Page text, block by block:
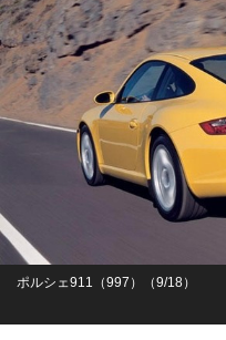
ポルシェ911（997）（9/18）